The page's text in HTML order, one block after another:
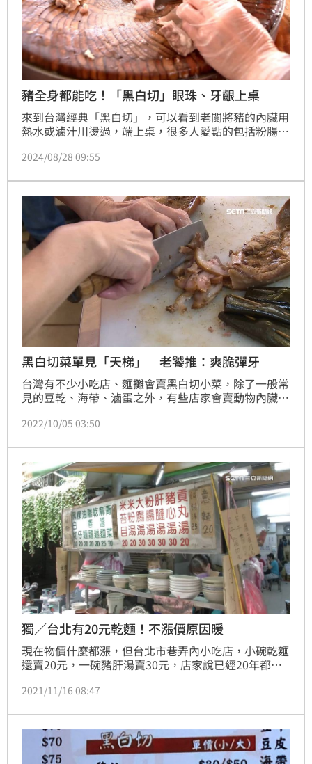
豬全身都能吃！「黑白切」眼珠、牙齦上桌
來到台灣經典「黑白切」，可以看到老闆將豬的內臟用
熱水或滷汁川燙過，端上桌，很多人愛點的包括粉腸或
多老饕就愛這一味。
2024/08/28 09:55
黑白切菜單見「天梯」 老饕推：爽脆彈牙
台灣有不少小吃店、麵攤會賣黑白切小菜，除了一般常
見的豆乾、海帶、滷蛋之外，有些店家會賣動物內臟，
起買午餐，看到菜單上竟寫上「天梯」2字，讓他好奇
2022/10/05 03:50
獨／台北有20元乾麵！不漲價原因暖
現在物價什麼都漲，但台北市巷弄內小吃店，小碗乾麵
還賣20元，一碗豬肝湯賣30元，店家說已經20年都沒
鐘就能翻一桌，量大可以壓低食材進貨價格，另外還有
省下店租成本。
2021/11/16 08:47